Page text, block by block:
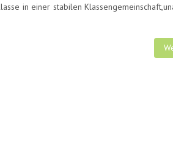
in einer stabilen